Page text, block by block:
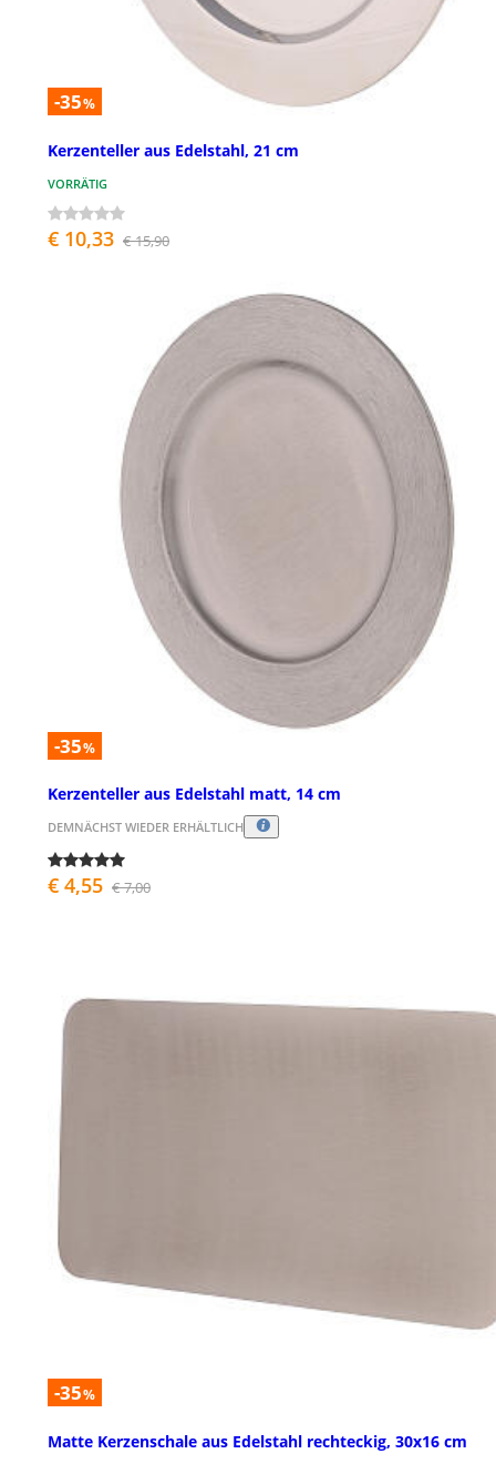
-35%
Kerzenteller aus Edelstahl, 21 cm
VORRÄTIG
€ 10,33 € 15,90
-35%
Kerzenteller aus Edelstahl matt, 14 cm
DEMNÄCHST WIEDER ERHÄLTLICH
€ 4,55 € 7,00
-35%
Matte Kerzenschale aus Edelstahl rechteckig, 30x16 cm